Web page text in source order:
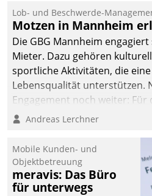
Ressort Kapitalanlage für
künftige Aufgaben und
Herausforderungen
gerüstet.
Lob- und Beschwerde-
Motzen in Mannheim
Die GBG Mannheim
Mieter. Dazu gehören
sportliche Aktivitäten, die
Lebensqualität unterstützen.
Engagement noch weiter: Für
von Beschwerden – oder Lob
und Beschwerde-
ein.
Andreas Lerchner
Mobile Kunden- und
Objektbetreuung
meravis: Das Büro
für unterwegs